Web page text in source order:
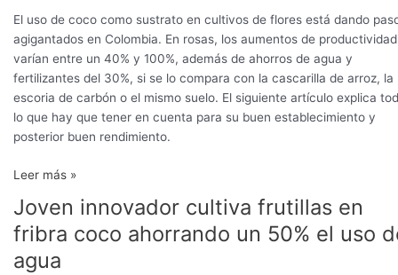
El uso de coco como sustrato en cultivos de flores está dando
agigantados en Colombia. En rosas, los aumentos de productividad
varían entre un 40% y 100%, además de ahorros de agua y
fertilizantes del 30%, si se lo compara con la cascarilla de arroz, la
escoria de carbón o el mismo suelo. El siguiente artículo explica
lo que hay que tener en cuenta para su buen establecimiento y
posterior buen rendimiento.
Leer más »
Joven innovador cultiva frutillas en
fribra coco ahorrando un 50% el uso
agua
Joven
innovador
cultiva
frutillas